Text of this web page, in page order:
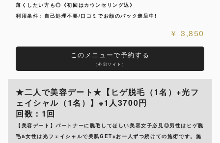
薄くしたい方も◎《初回はカウンセリング込》
利用条件：自己処理不要/口コミでお顔のパック進呈中!
3,850
このメニューで予約する
（外部サイト）
★二人で美容デート★【ヒゲ脱毛（1名）+光フ
ェイシャル（1名）】※1人3700円
回数：1回
【美容デート】パートナーに脱毛してほしい美容女子必見◎男性はヒゲ脱
毛&女性は光フェイシャルで美肌GET※お一人ずつ続けての施術です。施